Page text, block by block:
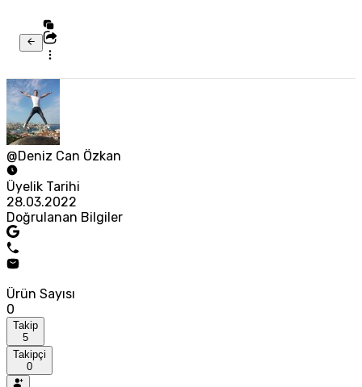
@Deniz Can Özkan
Üyelik Tarihi
28.03.2022
Doğrulanan Bilgiler
Ürün Sayısı
0
Takip
5
Takipçi
0